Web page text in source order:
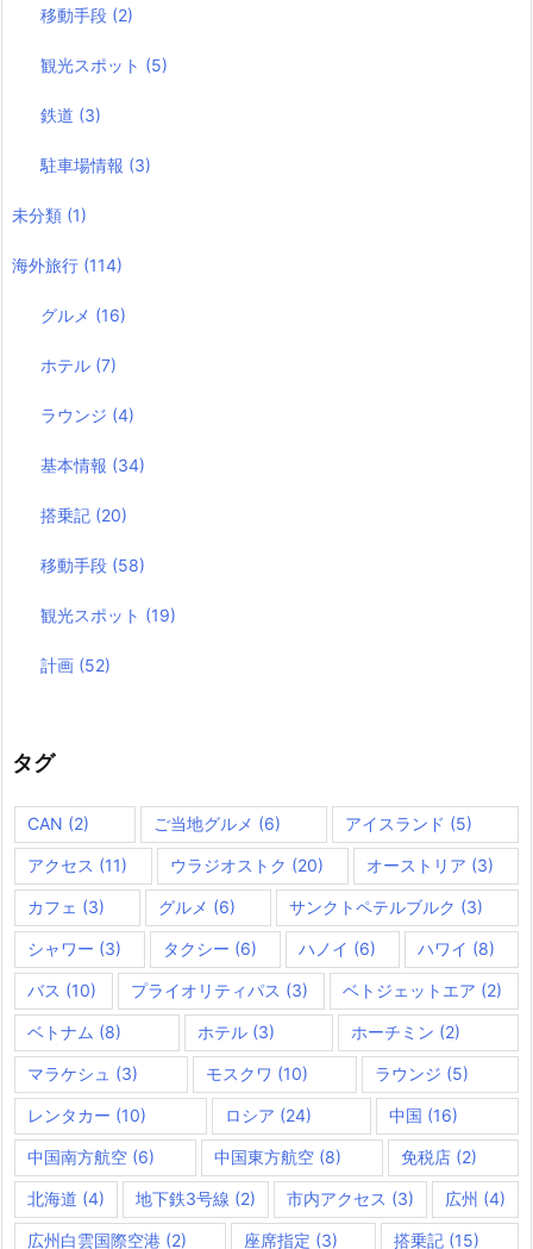
移動手段 (2)
観光スポット (5)
鉄道 (3)
駐車場情報 (3)
未分類 (1)
海外旅行 (114)
グルメ (16)
ホテル (7)
ラウンジ (4)
基本情報 (34)
搭乗記 (20)
移動手段 (58)
観光スポット (19)
計画 (52)
タグ
CAN (2) ご当地グルメ (6) アイスランド (5)
アクセス (11) ウラジオストク (20) オーストリア (3)
カフェ (3) グルメ (6) サンクトペテルブルク (3)
シャワー (3) タクシー (6) ハノイ (6) ハワイ (8)
バス (10) プライオリティパス (3) ベトジェットエア (2)
ベトナム (8) ホテル (3) ホーチミン (2)
マラケシュ (3) モスクワ (10) ラウンジ (5)
レンタカー (10) ロシア (24) 中国 (16)
中国南方航空 (6) 中国東方航空 (8) 免税店 (2)
北海道 (4) 地下鉄3号線 (2) 市内アクセス (3) 広州 (4)
広州白雲国際空港 (2) 座席指定 (3) 搭乗記 (15)